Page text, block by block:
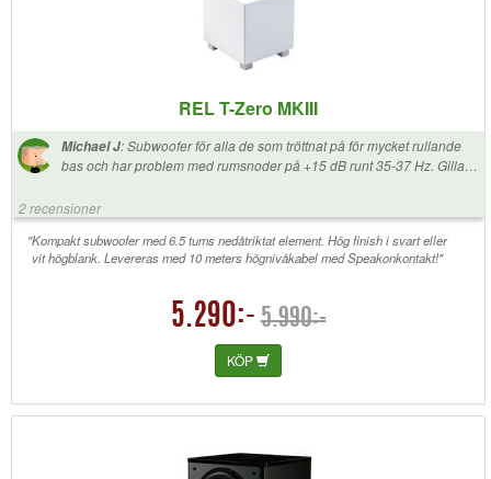
REL T-Zero MKIII
Michael J:Subwoofer för alla de som tröttnat på för mycket rullande
bas och har problem med rumsnoder på +15 dB runt 35-37 Hz. Gillar
kanonnöjd! Den fyller i det som saknas hos mina stativhögtalare.
Tänkte köpa två, men är nöjd med en i ett lyssningsrum på 30 m2.
2 recensioner
"Kompakt subwoofer med 6.5 tums nedåtriktat element. Hög finish i svart eller
vit högblank. Levereras med 10 meters högnivåkabel med Speakonkontakt!"
5.290:- 5.990:-
KÖP